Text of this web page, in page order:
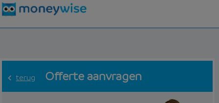
terug Offerte aanvragen